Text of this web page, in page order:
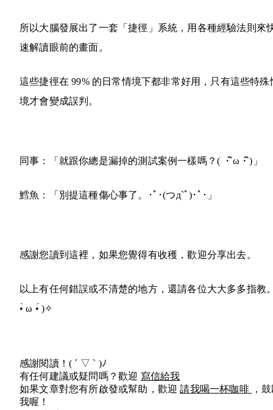
所以大腦發展出了一套「捷徑」系統，用各種經驗法則來
速解讀眼前的畫面。
這些捷徑在 99% 的日常情境下都非常好用，只有這些特殊
境才會變成誤判。
同事：「就跟你總是漏掉的測試案例一樣嗎？( ・ิω・ิ) 」
鱈魚：「別提這種傷心事了。･ﾟ･(つд`ﾟ)･ﾟ･」
感謝您讀到這裡，如果您覺得有收穫，歡迎分享出去。
以上有任何錯誤或不清楚的地方，還請各位大大多多指教
•̀ ω •́ )✧
感謝閱讀！ ( ´ ▽ ` )ﾉ
有任何建議或疑問嗎？歡迎 寫信給我
如果文章對您有所啟發或幫助，歡迎請我喝一杯咖啡
，
我喔！